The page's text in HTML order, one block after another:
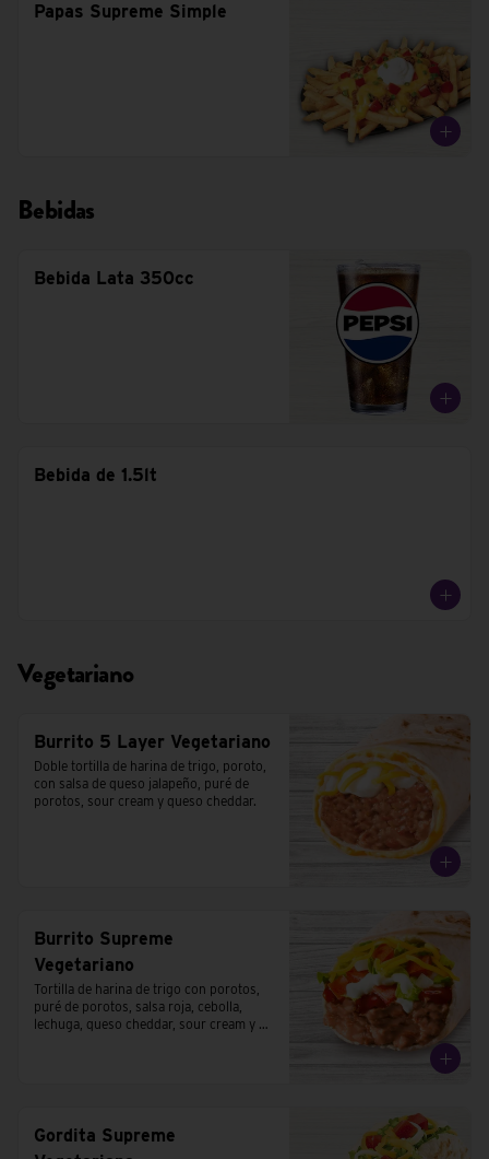
Papas Supreme Simple
Bebidas
Bebida Lata 350cc
Bebida de 1.5lt
Vegetariano
Burrito 5 Layer Vegetariano
Doble tortilla de harina de trigo, poroto,
con salsa de queso jalapeño, puré de
porotos, sour cream y queso cheddar.
Burrito Supreme
Vegetariano
Tortilla de harina de trigo con porotos,
puré de porotos, salsa roja, cebolla,
lechuga, queso cheddar, sour cream y
Gordita Supreme